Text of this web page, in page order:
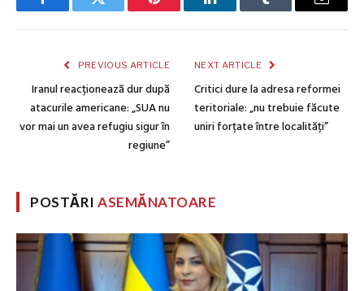
FacebookTwitter Pinterest LinkedInTumblr Email
PREVIOUS ARTICLE
Iranul reacționează dur după
atacurile americane: „SUA nu
vor mai un avea refugiu sigur în
regiune”
NEXT ARTICLE
Critici dure la adresa reformei
teritoriale: „nu trebuie făcute
uniri forțate între localități”
POSTĂRIASEMĂNATOARE